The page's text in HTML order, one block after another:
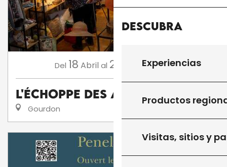
Descubra
Experiencias
Productos
Visitas, sitios y
Del 18 Abril al 26 Septiembre
L'Échoppe des Arts
Gourdon